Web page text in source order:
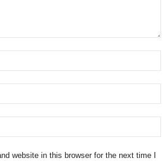
website in this browser for the next time I